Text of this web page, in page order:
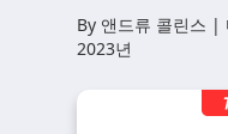
By 앤드류 콜린스 |
2023년